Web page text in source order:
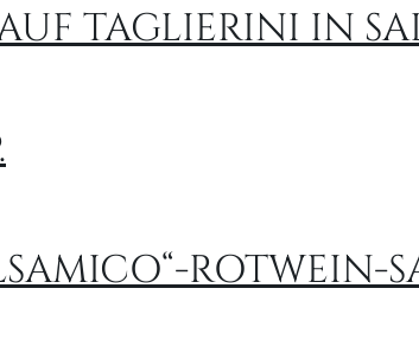
TAGLIERINI IN
ROTWEIN-